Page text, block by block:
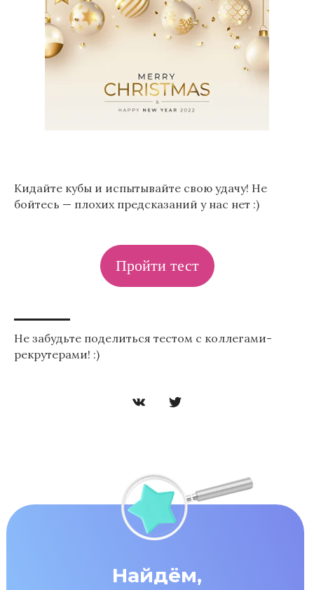
Кидайте кубы и испытывайте свою удачу! Не
бойтесь — плохих предсказаний у нас нет :)
Пройти тест
Не забудьте поделиться тестом с коллегами-
рекрутерами! :)
Найдём,